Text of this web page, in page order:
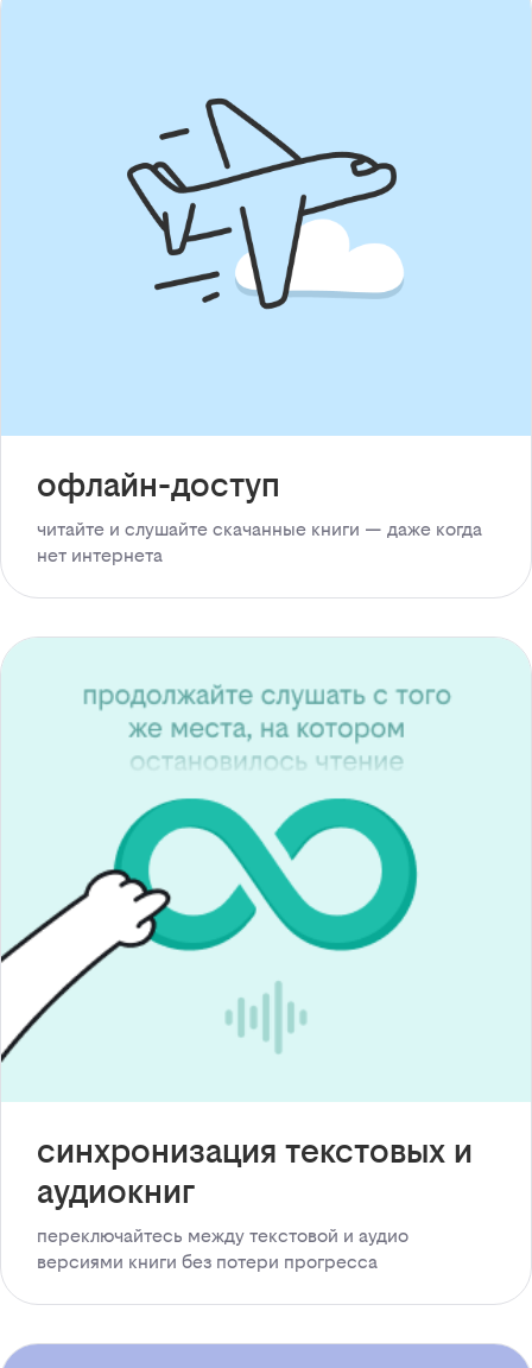
офлайн-доступ
читайте и слушайте скачанные книги — даже когда
нет интернета
синхронизация текстовых и
аудиокниг
переключайтесь между текстовой и аудио
версиями книги без потери прогресса